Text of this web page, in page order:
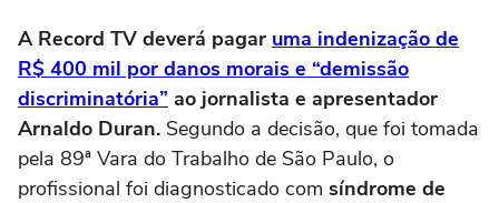
A Record TV deverá pagar uma indenização de
R$ 400 mil por danos morais e “demissão
discriminatória” ao jornalista e apresentador
Arnaldo Duran. Segundo a decisão, que foi tomada
pela 89ª Vara do Trabalho de São Paulo, o
profissional foi diagnosticado com síndrome de